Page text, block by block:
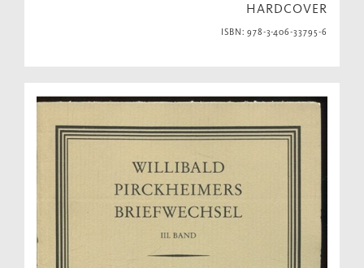
HARDCOVER
ISBN: 978-3-406-33795-6